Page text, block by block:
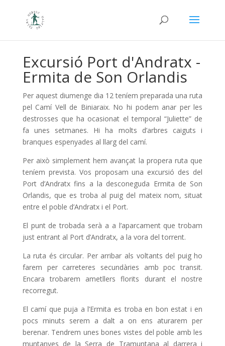
Excursió Port d'Andratx -
Ermita de Son Orlandis
Per aquest diumenge dia 12 teníem preparada una ruta
pel Camí Vell de Biniaraix. No hi podem anar per les
destrosses que ha ocasionat el temporal “Juliette” de
fa unes setmanes. Hi ha molts d’arbres caiguts i
branques espenyades al llarg del camí.
Per això simplement hem avançat la propera ruta que
teníem prevista. Vos proposam una excursió des del
Port d’Andratx fins a la desconeguda Ermita de Son
Orlandis, que es troba al puig del mateix nom, situat
entre el poble d’Andratx i el Port.
El punt de trobada serà a a l’aparcament que trobam
just entrant al Port d’Andratx, a la vora del torrent.
La ruta és circular. Per arribar als voltants del puig ho
farem per carreteres secundàries amb poc transit.
Encara trobarem ametllers florits durant el nostre
recorregut.
El camí que puja a l’Ermita es troba en bon estat i en
pocs minuts serem a dalt a on ens aturarem per
berenar. Tendrem unes bones vistes del poble amb les
muntanyes de la Serra de Tramuntana al darrera i